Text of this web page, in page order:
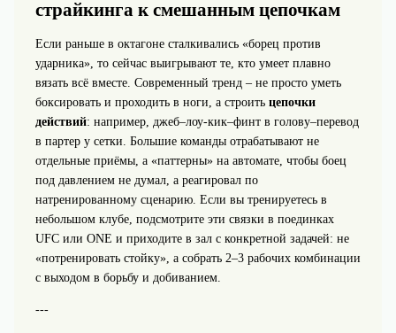
страйкинга к смешанным цепочкам
Если раньше в октагоне сталкивались «борец против
ударника», то сейчас выигрывают те, кто умеет плавно
вязать всё вместе. Современный тренд – не просто уметь
боксировать и проходить в ноги, а строить цепочки
действий: например, джеб–лоу-кик–финт в голову–перевод
в партер у сетки. Большие команды отрабатывают не
отдельные приёмы, а «паттерны» на автомате, чтобы боец
под давлением не думал, а реагировал по
натренированному сценарию. Если вы тренируетесь в
небольшом клубе, подсмотрите эти связки в поединках
UFC или ONE и приходите в зал с конкретной задачей: не
«потренировать стойку», а собрать 2–3 рабочих комбинации
с выходом в борьбу и добиванием.
---